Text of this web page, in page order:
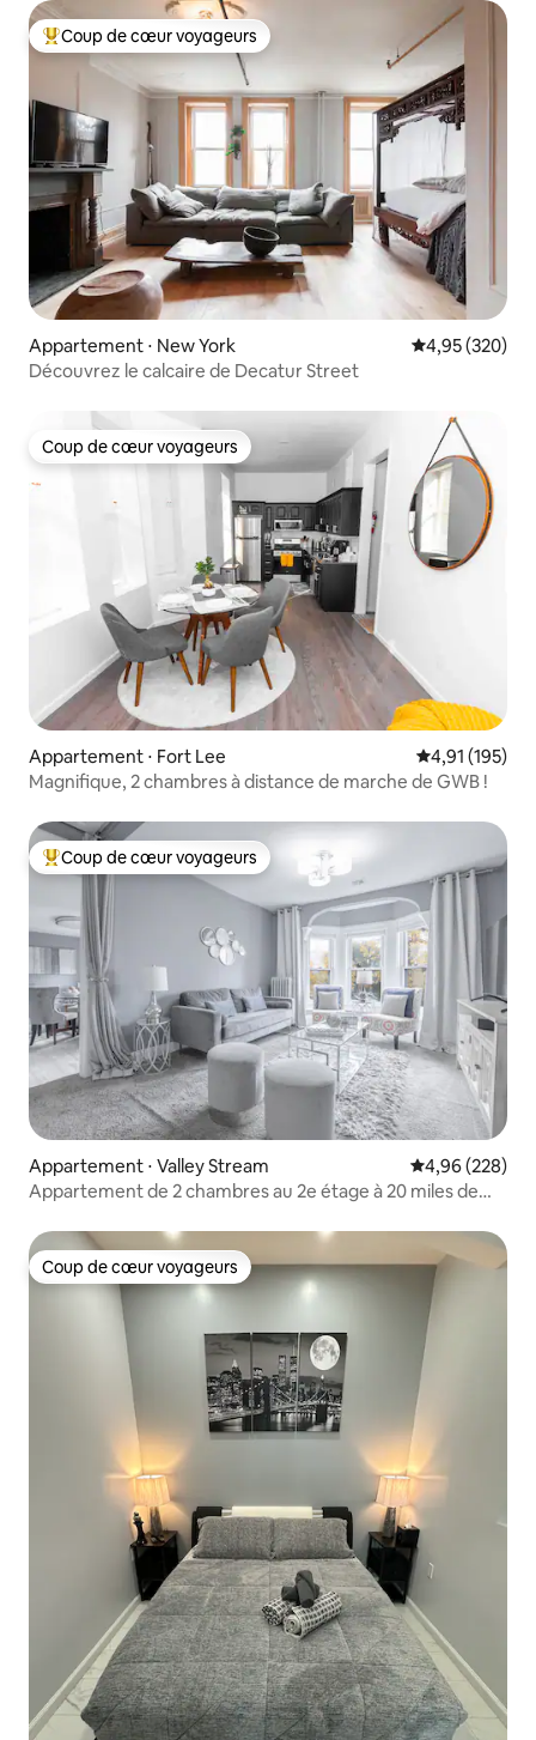
Coups de cœur voyageurs les plus appréciés
Coup de cœur voyageurs
Appartement ⋅ New York Évaluation
4,95 (320)
Découvrez le calcaire de Decatur Street
Coup de cœur voyageurs
Coup de cœur voyageurs
Appartement ⋅ Fort Lee Évaluation
4,91 (195)
Magnifique, 2 chambres à distance de marche de GWB !
Coups de cœur voyageurs les plus appréciés
Coup de cœur voyageurs
Appartement ⋅ Valley Stream Évaluation
4,96 (228)
Appartement de 2 chambres au 2e étage à 20 miles de
Coup de cœur voyageurs
Coup de cœur voyageurs